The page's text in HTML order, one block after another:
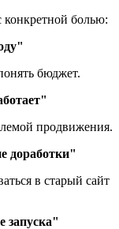
конкретной болью:
бюджет.
продвижения.
доработки"
в старый сайт
запуска"